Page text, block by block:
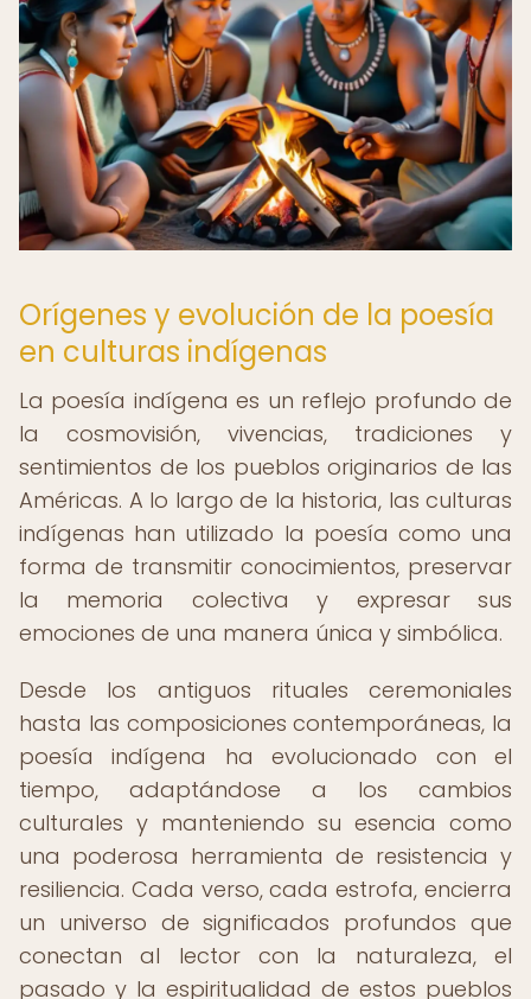
Orígenes y evolución de la poesía
en culturas indígenas
La poesía indígena es un reflejo profundo de
la cosmovisión, vivencias, tradiciones y
sentimientos de los pueblos originarios de las
Américas. A lo largo de la historia, las culturas
indígenas han utilizado la poesía como una
forma de transmitir conocimientos, preservar
la memoria colectiva y expresar sus
emociones de una manera única y simbólica.
Desde los antiguos rituales ceremoniales
hasta las composiciones contemporáneas, la
poesía indígena ha evolucionado con el
tiempo, adaptándose a los cambios
culturales y manteniendo su esencia como
una poderosa herramienta de resistencia y
resiliencia. Cada verso, cada estrofa, encierra
un universo de significados profundos que
conectan al lector con la naturaleza, el
pasado y la espiritualidad de estos pueblos